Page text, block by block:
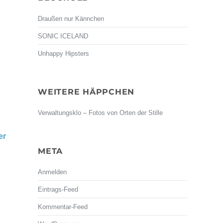
Draußen nur Kännchen
SONIC ICELAND
Unhappy Hipsters
WEITERE HÄPPCHEN
Verwaltungsklo – Fotos von Orten der Stille
META
Anmelden
Eintrags-Feed
Kommentar-Feed